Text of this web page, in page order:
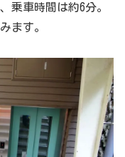
乗車時間は約6分。
ます。